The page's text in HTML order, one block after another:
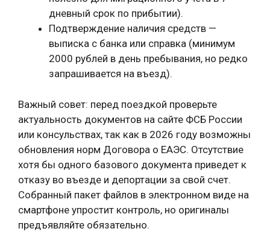
дневный срок по прибытии).
Подтверждение наличия средств —
выписка с банка или справка (минимум
2000 рублей в день пребывания, но редко
запрашивается на въезд).
Важный совет: перед поездкой проверьте
актуальность документов на сайте ФСБ России
или консульствах, так как в 2026 году возможны
обновления норм Договора о ЕАЭС. Отсутствие
хотя бы одного базового документа приведет к
отказу во въезде и депортации за свой счет.
Собранный пакет файлов в электронном виде на
смартфоне упростит контроль, но оригиналы
предъявляйте обязательно.